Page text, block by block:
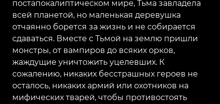
постапокалиптическом мире, Тьма завладела
всей планетой, но маленькая деревушка
отчаянно борется за жизнь и не собирается
сдаваться. Вместе с Тьмой на землю пришли
монстры, от вампиров до всяких орков,
жаждущие уничтожить уцелевших. К
сожалению, никаких бесстрашных героев не
осталось, никаких армий или охотников на
мифических тварей, чтобы противостоять